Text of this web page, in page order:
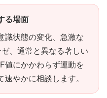
る場面
識状態の変化、急激な
、通常と異なる著しい
値にかかわらず運動を
やかに相談します。